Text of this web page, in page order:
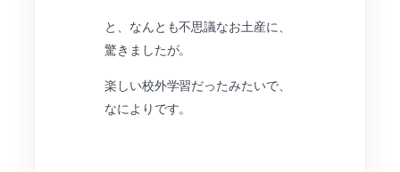
と、なんとも不思議なお土産に、
驚きましたが。
楽しい校外学習だったみたいで、
なによりです。